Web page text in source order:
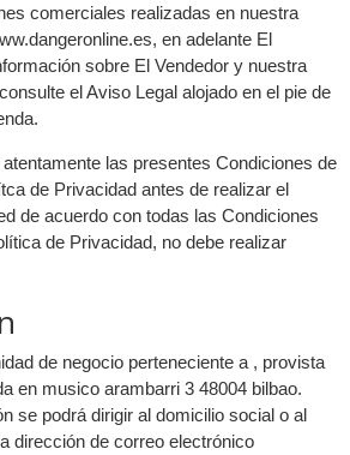
comerciales realizadas en nuestra
en adelante El
sobre El Vendedor y nuestra
el Aviso Legal alojado en el pie de
las presentes Condiciones de
de Privacidad antes de realizar el
de acuerdo con todas las Condiciones
de Privacidad, no debe realizar
de negocio perteneciente a , provista
en musico arambarri 3 48004 bilbao.
se podrá dirigir al domicilio social o al
dirección de correo electrónico